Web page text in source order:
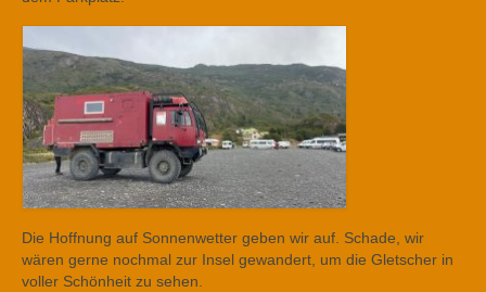
Die Hoffnung auf Sonnenwetter geben wir auf. Schade, wir
wären gerne nochmal zur Insel gewandert, um die Gletscher in
voller Schönheit zu sehen.